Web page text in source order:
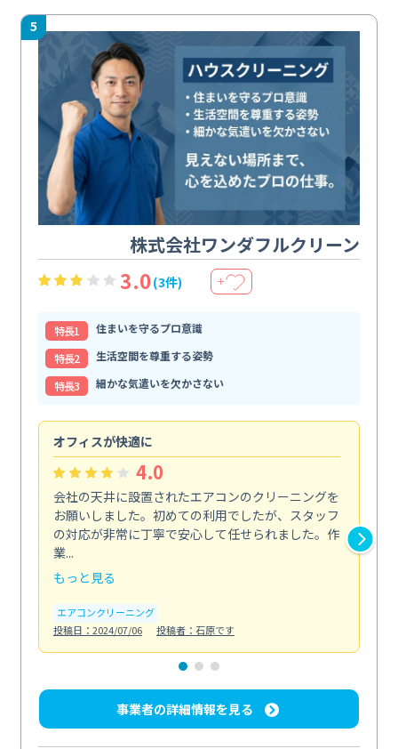
5
株式会社ワンダフルクリーン
3.0(3件) ＋
特⻑1
住まいを守るプロ意識
特⻑2
生活空間を尊重する姿勢
特⻑3
細かな気遣いを欠かさない
オフィスが快適に
4.0
会社の天井に設置されたエアコンのクリーニングを
お願いしました。初めての利用でしたが、スタッフ
の対応が非常に丁寧で安心して任せられました。作
業...
もっと見る
エアコンクリーニング
投稿日：2024/07/06
投稿者：石原です
事業者の詳細情報を見る